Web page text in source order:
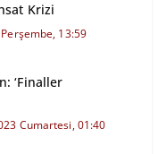
Krizi
13:59
‘Finaller
Cumartesi, 01:40